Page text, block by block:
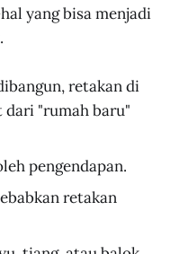
yang bisa menjadi
retakan di
dari "rumah baru"
pengendapan.
retakan